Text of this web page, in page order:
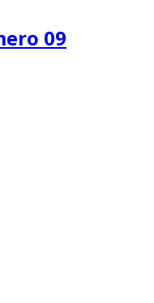
09